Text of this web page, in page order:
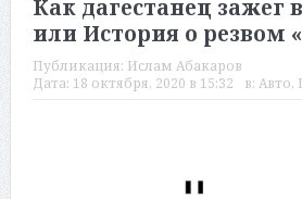
Как дагестанец зажег
или История о резвом
Публикация: Ислам Абакаров
Дата: 18 октября, 2020 в 15:32 в: Авто,